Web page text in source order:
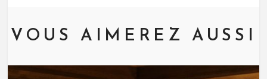
VOUS AIMEREZ AUSSI